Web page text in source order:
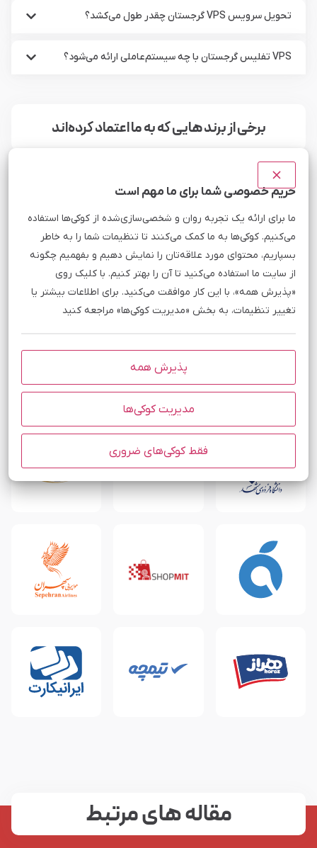
تحویل سرویس VPS گرجستان چقدر طول می‌کشد؟
VPS تفلیس گرجستان با چه سیستم‌عاملی ارائه می‌شود؟
برخی از برند هایی که به ما اعتماد کرده‌اند
دانشگاه یزد
پاسخگویی سریع، پشتیبانی فنی عالی، کیفیت عالی سرورها،
پهنای باند و آپتایم بالای سرورهای مبین هاست همه از نکات و
شاخص هایی است که دانشگاه یزد به دنبال آنها بوده و توسط
مبین هاست ارائه میشود.
مقاله های مرتبط
حریم خصوصی شما برای ما مهم است
ما برای ارائه یک تجربه روان و شخصی‌سازی‌شده از کوکی‌ها استفاده
می‌کنیم. کوکی‌ها به ما کمک می‌کنند تا تنظیمات شما را به خاطر
بسپاریم، محتوای مورد علاقه‌تان را نمایش دهیم و بفهمیم چگونه
از سایت ما استفاده می‌کنید تا آن را بهتر کنیم. با کلیک روی
«پذیرش همه»، با این کار موافقت می‌کنید. برای اطلاعات بیشتر یا
تغییر تنظیمات، به بخش «مدیریت کوکی‌ها» مراجعه کنید
پذیرش همه
مدیریت کوکی‌ها
فقط کوکی‌های ضروری